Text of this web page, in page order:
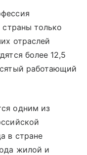
страны только
отраслей
более 12,5
работающий
одним из
в стране
жилой и